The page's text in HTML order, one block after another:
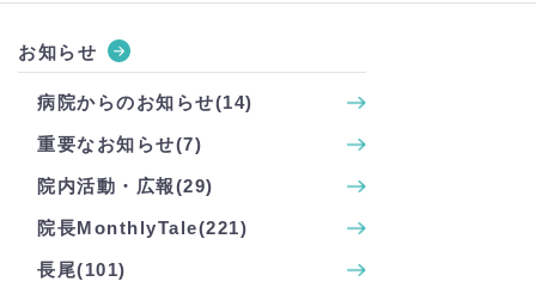
お知らせ
病院からのお知らせ(14)
重要なお知らせ(7)
院内活動・広報(29)
院長MonthlyTale(221)
長尾(101)